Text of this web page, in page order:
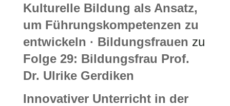
Kulturelle Bildung als Ansatz,
um Führungskompetenzen zu
entwickeln · Bildungsfrauen zu
Folge 29: Bildungsfrau Prof.
Dr. Ulrike Gerdiken
Innovativer Unterricht in der